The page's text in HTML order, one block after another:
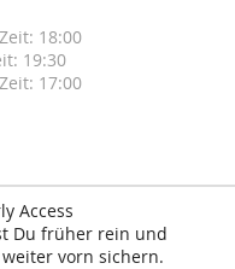
18:00
19:30
17:00
Access
Du früher rein und
vorn sichern.